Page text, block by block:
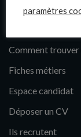
Comment trouver
Fiches métiers
Espace candidat
Déposer un CV
Ils recrutent
paramètres